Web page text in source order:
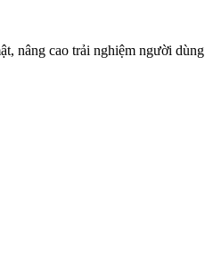
nâng cao trải nghiệm người dùng